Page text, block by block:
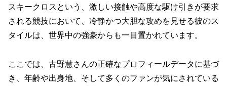
スキークロスという、激しい接触や高度な駆け引きが要求
される競技において、冷静かつ大胆な攻めを見せる彼のス
タイルは、世界中の強豪からも一目置かれています。
ここでは、古野慧さんの正確なプロフィールデータに基づ
き、年齢や出身地、そして多くのファンが気にされている